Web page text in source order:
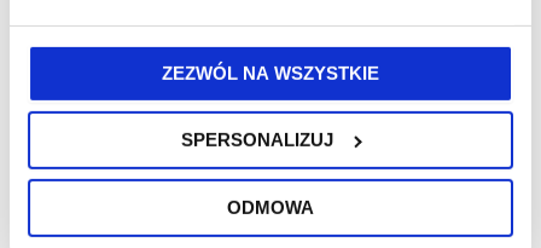
ZEZWÓL NA WSZYSTKIE
SPERSONALIZUJ
ODMOWA
CZAS
07:30
KOSZT
1079,00zł
LOKALIZACJA